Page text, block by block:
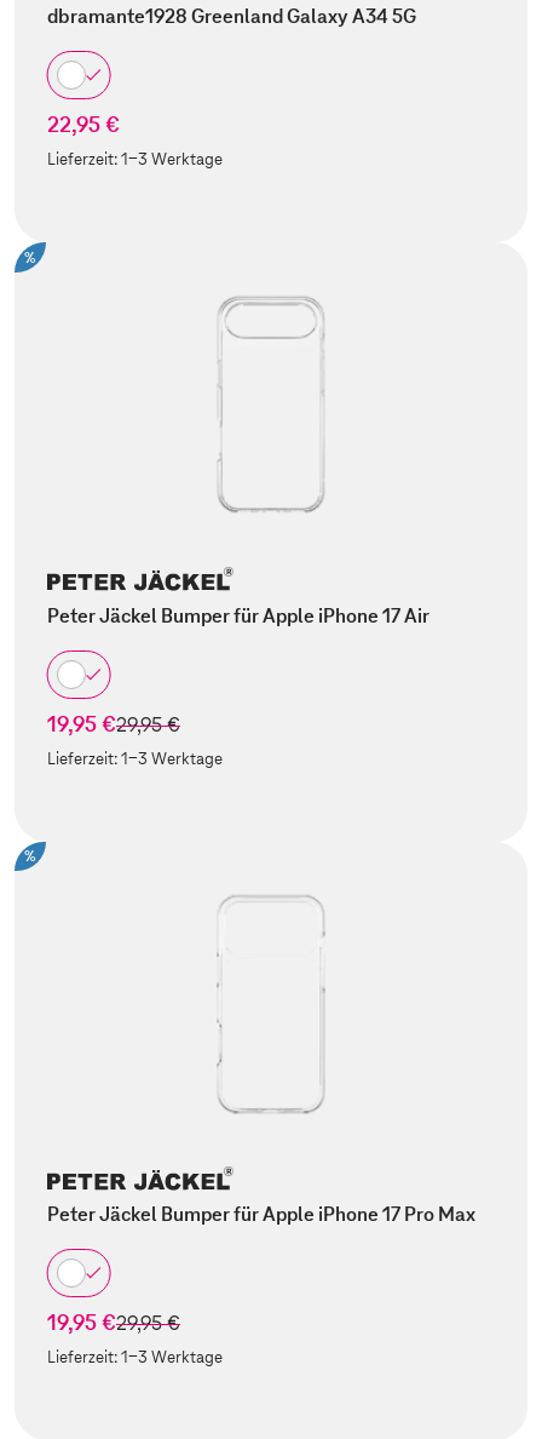
dbramante1928 Greenland Galaxy A34 5G
22,95 €
Lieferzeit:1-3 Werktage
%
Peter Jäckel Bumper für Apple iPhone 17 Air
19,95 €statt
29,95 €
Lieferzeit:1-3 Werktage
%
Peter Jäckel Bumper für Apple iPhone 17 Pro Max
19,95 €statt
29,95 €
Lieferzeit:1-3 Werktage